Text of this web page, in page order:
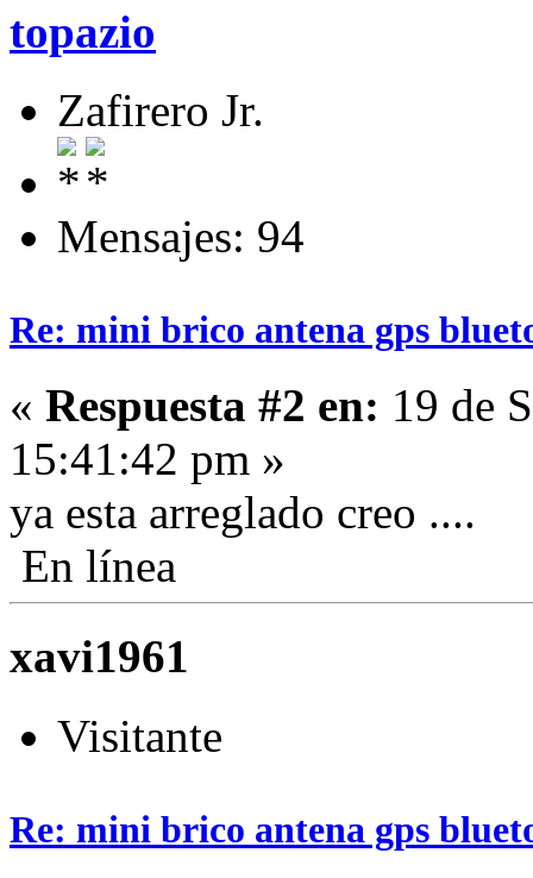
topazio
Zafirero Jr.
Mensajes: 94
Re: mini brico antena gps
« Respuesta #2 en: 19 de
15:41:42 pm »
ya esta arreglado creo ....
En línea
xavi1961
Visitante
Re: mini brico antena gps